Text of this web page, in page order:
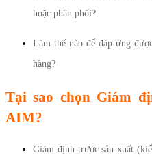
hoặc phân phối?
Làm thế nào để đáp ứng
hàng?
Tại sao chọn Giám
AIM?
Giám định trước sản xuất